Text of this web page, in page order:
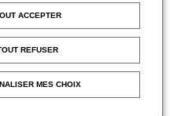
ventes
un léger fléchissement
de la Chine. L’art
».
ACCEPTER
REFUSER
MES CHOIX